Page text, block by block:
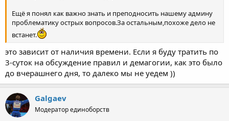
Ещё я понял как важно знать и преподносить нашему админу
проблематику острых вопросов.За остальным,похоже дело не
встанет.
это зависит от наличия времени. Если я буду тратить по
3-суток на обсуждение правил и демагогии, как это было
до вчерашнего дня, то далеко мы не уедем ))
Galgaev
Модератор единоборств